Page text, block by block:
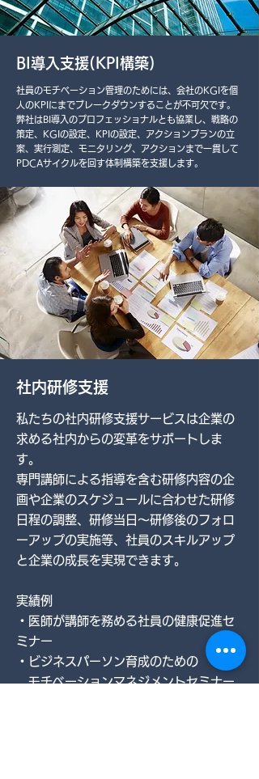
BI導入支援(KPI構築)
社員のモチベーション管理のためには、会社のKGIを個
人のKPIにまでブレークダウンすることが不可欠です。
弊社はBI導入のプロフェッショナルとも協業し、戦略の
策定、KGIの設定、KPIの設定、アクションプランの立
案、実行測定、モニタリング、アクションまで一貫して
PDCAサイクルを回す体制構築を支援します。
社内研修支援
​私たちの社内研修支援サービスは企業の
求める社内からの変革をサポートしま
す。
専門講師による指導を含む研修内容の企
画や企業のスケジュールに合わせた研修
日程の調整、研修当日～研修後のフォロ
ーアップの実施等、社員のスキルアップ
と企業の成長を実現できます。
実績例
・医師が講師を務める社員の健康促進セ
ミナー
・ビジネスパーソン育成のための
​ モチベーションマネジメントセミナー